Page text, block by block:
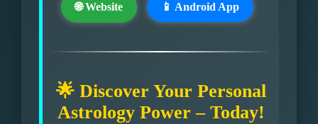
🌐 Website 📱 Android App
🌟 Discover Your Personal
Astrology Power – Today!